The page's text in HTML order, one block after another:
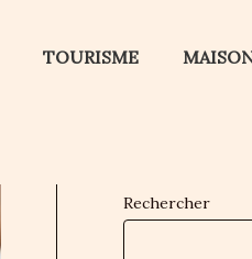
TOURISME
Rechercher